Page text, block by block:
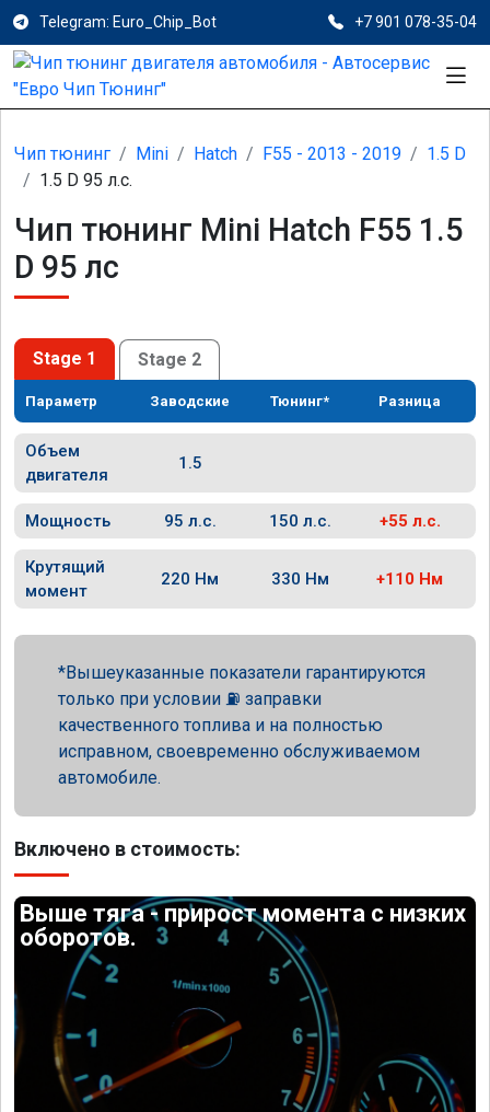
Telegram: Euro_Chip_Bot +7 901 078-35-04
Чип тюнинг Mini Hatch F55 - 2013 - 2019
1.5 D
1.5 D 95 л.с.
Чип тюнинг Mini Hatch F55 1.5
D 95 лс
Stage 1 Stage 2
Параметр Заводские Тюнинг* Разница
Объем
двигателя
1.5
Мощность 95 л.с. 150 л.с. +55 л.с.
Крутящий
момент
220 Нм 330 Нм +110 Нм
Вышеуказанные показатели гарантируются
только при условии ⛽ заправки
качественного топлива и на полностью
исправном, своевременно обслуживаемом
автомобиле.
Включено в стоимость:
Выше тяга - прирост момента с низких
оборотов.